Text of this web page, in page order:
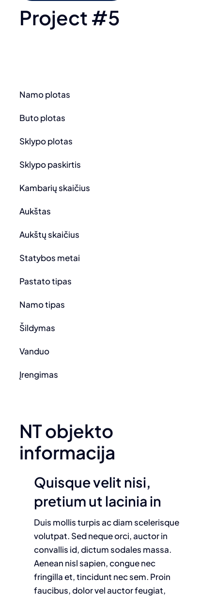
Project #5
Namo plotas
Buto plotas
Sklypo plotas
Sklypo paskirtis
Kambarių skaičius
Aukštas
Aukštų skaičius
Statybos metai
Pastato tipas
Namo tipas
Šildymas
Vanduo
Įrengimas
NT objekto
informacija
Quisque velit nisi,
pretium ut lacinia in
Duis mollis turpis ac diam scelerisque
volutpat. Sed neque orci, auctor in
convallis id, dictum sodales massa.
Aenean nisl sapien, congue nec
fringilla et, tincidunt nec sem. Proin
faucibus, dolor vel auctor feugiat,